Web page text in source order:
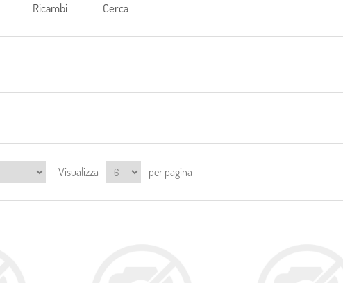
Ricambi Cerca
Visualizza per pagina